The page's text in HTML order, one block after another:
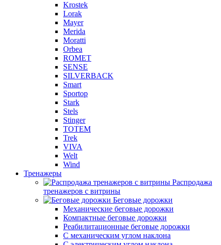
Krostek
Lorak
Mayer
Merida
Moratti
Orbea
ROMET
SENSE
SILVERBACK
Smart
Sportop
Stark
Stels
Stinger
TOTEM
Trek
VIVA
Welt
Wind
Тренажеры
Распродажа
тренажеров с витрины
Беговые дорожки
Механические беговые дорожки
Компактные беговые дорожки
Реабилитационные беговые дорожки
С механическим углом наклона